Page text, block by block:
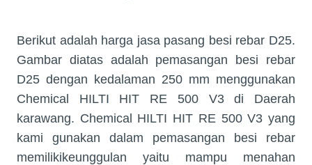
Berikut adalah harga jasa pasang besi rebar D25.
Gambar diatas adalah pemasangan besi rebar
D25 dengan kedalaman 250 mm menggunakan
Chemical HILTI HIT RE 500 V3 di Daerah
karawang. Chemical HILTI HIT RE 500 V3 yang
kami gunakan dalam pemasangan besi rebar
memilikikeunggulan yaitu mampu menahan